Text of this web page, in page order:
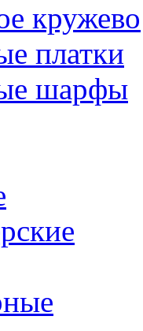
кружево
платки
шарфы